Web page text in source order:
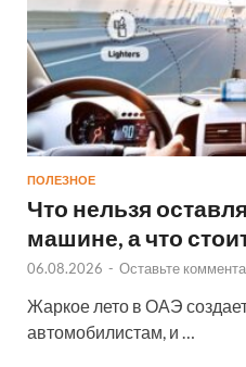
ПОЛЕЗНОЕ
Что нельзя
машине, а что
06.08.2026 - Оставьте
Жаркое лето в ОАЭ
автомобилистам, и …